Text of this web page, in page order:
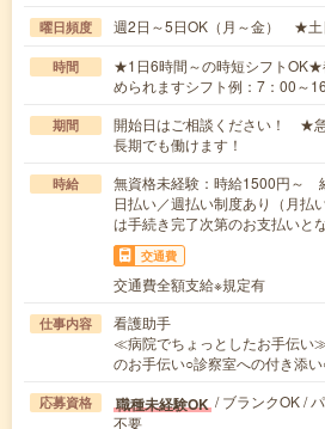
曜日頻度 週2日～5日OK（月～金） ★土
時間
★1日6時間～の時短シフトOK★
められますシフト例：7：00～
期間
開始日はご相談ください！ ★
長期でも働けます！
時給
無資格未経験：時給1500円
日払い／週払い制度あり（月払
は手続き完了次第のお支払いとな
交通費
交通費全額支給※規定有
仕事内容
看護助手
≪病院でちょっとしたお手伝い
のお手伝い○診察室への付き添
応募資格 職種未経験OK / ブランクOK /
不要